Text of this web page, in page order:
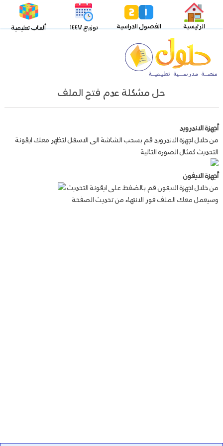
الرئيسية الفصول الدراسية توزيع ١٤٤٧ ألعاب تعليمية
حل مشكلة عدم فتح الملف
أجهزة الاندرويد
من خلال اجهزة الاندرويد قم بسحب الشاشة الى الاسفل لتظهر معك ايقونة
التحديث كمثال الصورة التالية
أجهزة الايفون
من خلال اجهزة الايفون قم بالضغط على ايقونة التحديث
وسيعمل معك الملف فور الانتهاء من تحديث الصفحة